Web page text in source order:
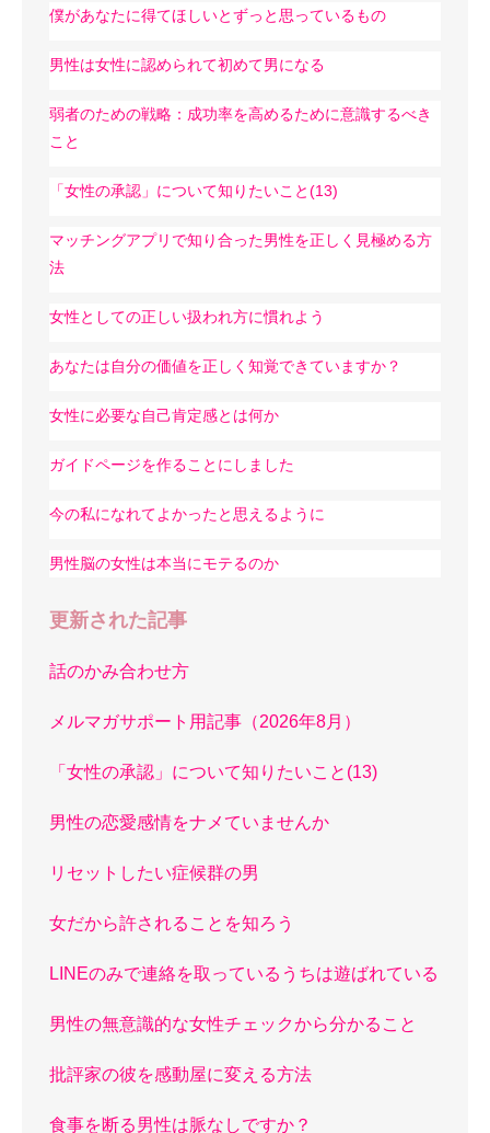
僕があなたに得てほしいとずっと思っているもの
男性は女性に認められて初めて男になる
弱者のための戦略：成功率を高めるために意識するべき
こと
「女性の承認」について知りたいこと(13)
マッチングアプリで知り合った男性を正しく見極める方
法
女性としての正しい扱われ方に慣れよう
あなたは自分の価値を正しく知覚できていますか？
女性に必要な自己肯定感とは何か
ガイドページを作ることにしました
今の私になれてよかったと思えるように
男性脳の女性は本当にモテるのか
更新された記事
話のかみ合わせ方
メルマガサポート用記事（2026年8月）
「女性の承認」について知りたいこと(13)
男性の恋愛感情をナメていませんか
リセットしたい症候群の男
女だから許されることを知ろう
LINEのみで連絡を取っているうちは遊ばれている
男性の無意識的な女性チェックから分かること
批評家の彼を感動屋に変える方法
食事を断る男性は脈なしですか？